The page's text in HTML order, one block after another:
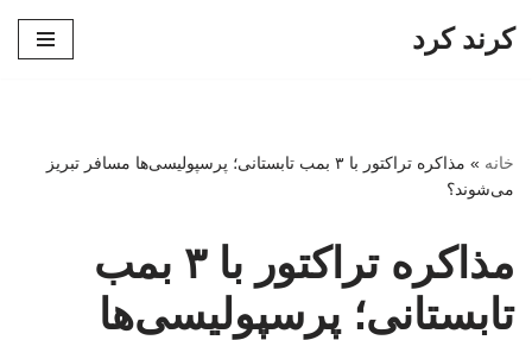
کرند کرد
خانه »
مذاکره تراکتور با ۳ بمب تابستانی؛ پرسپولیسی‌ها مسافر تبریز
می‌شوند؟
مذاکره تراکتور با ۳ بمب
تابستانی؛ پرسپولیسی‌ها